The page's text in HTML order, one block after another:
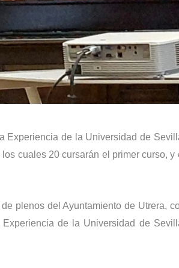
Experiencia de la Universidad de
cuales 20 cursarán el primer curso, y
plenos del Ayuntamiento de Utrera,
de la Universidad de